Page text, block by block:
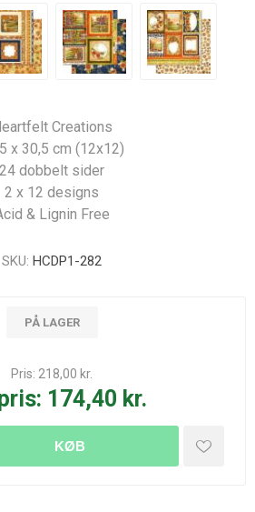
Creations
x 30,5 cm (12x12)
24 dobbelt sider
2 x 12 designs
& Lignin Free
SKU: HCDP1-282
PÅ LAGER
Pris: 218,00 kr.
174,40 kr.
KØB